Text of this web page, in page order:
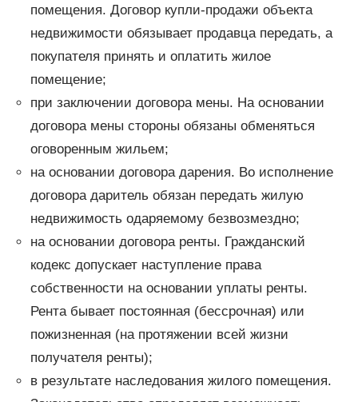
помещения. Договор купли-продажи объекта
недвижимости обязывает продавца передать, а
покупателя принять и оплатить жилое
помещение;
при заключении договора мены. На основании
договора мены стороны обязаны обменяться
оговоренным жильем;
на основании договора дарения. Во исполнение
договора даритель обязан передать жилую
недвижимость одаряемому безвозмездно;
на основании договора ренты. Гражданский
кодекс допускает наступление права
собственности на основании уплаты ренты.
Рента бывает постоянная (бессрочная) или
пожизненная (на протяжении всей жизни
получателя ренты);
в результате наследования жилого помещения.